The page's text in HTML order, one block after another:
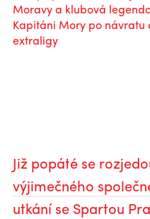
Již popáté se
výjimečného
utkání se Spartou